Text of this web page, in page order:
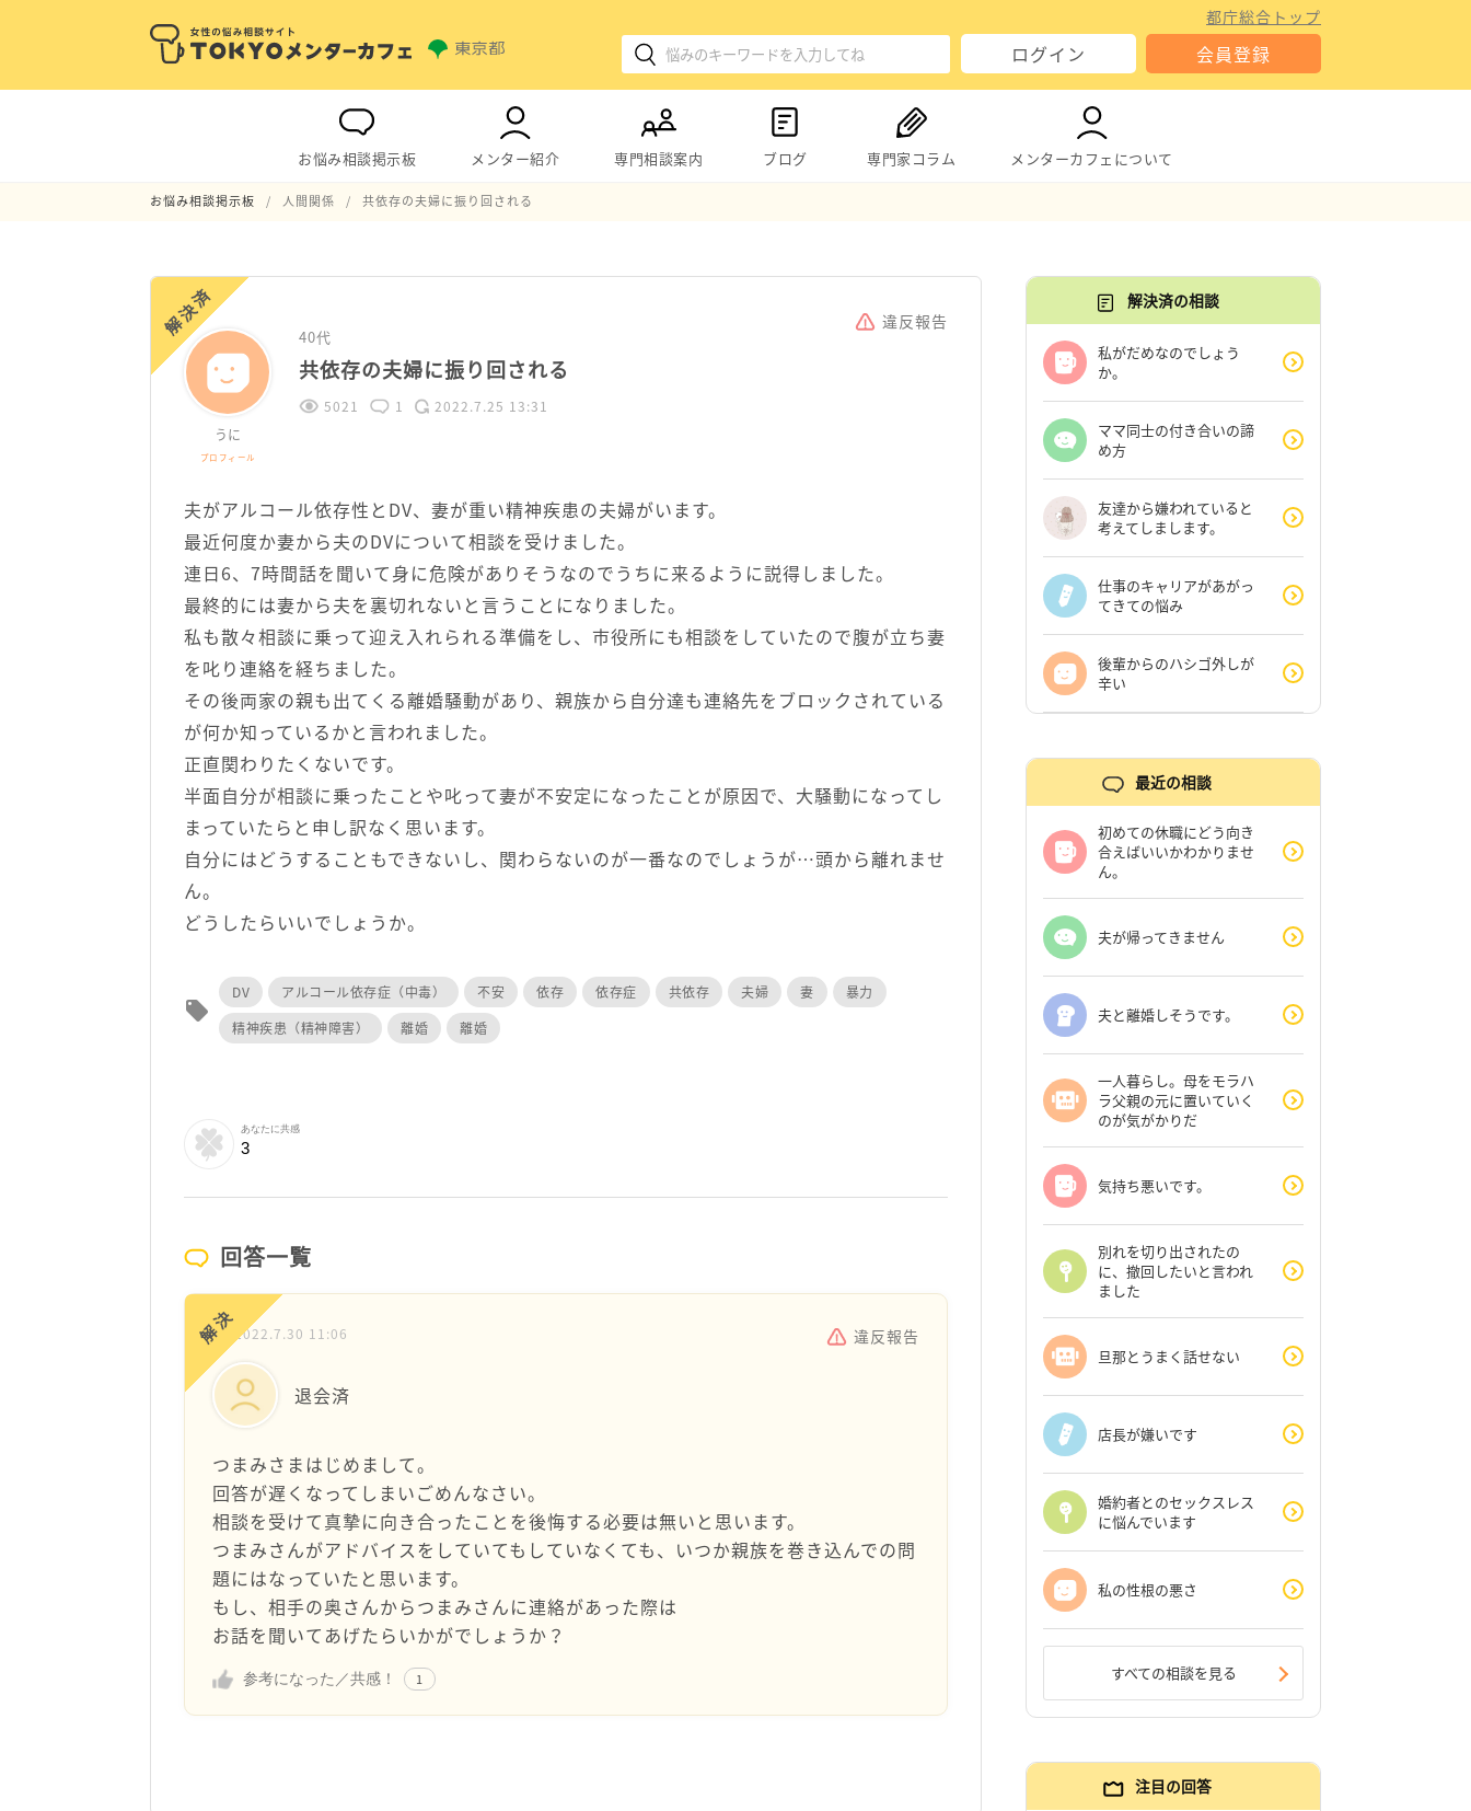
都庁総合トップ
ログイン 会員登録
お悩み相談掲示板 メンター紹介 専門相談案内 ブログ 専門家コラム メンターカフェについて
お悩み相談掲示板 人間関係 共依存の夫婦に振り回される
解決済 違反報告
うに
プロフィール
40代
共依存の夫婦に振り回される
5021 1 2022.7.25 13:31
夫がアルコール依存性とDV、妻が重い精神疾患の夫婦がいます。
最近何度か妻から夫のDVについて相談を受けました。
連日6、7時間話を聞いて身に危険がありそうなのでうちに来るように説得しました。
最終的には妻から夫を裏切れないと言うことになりました。
私も散々相談に乗って迎え入れられる準備をし、市役所にも相談をしていたので腹が立ち妻
を叱り連絡を経ちました。
その後両家の親も出てくる離婚騒動があり、親族から自分達も連絡先をブロックされている
が何か知っているかと言われました。
正直関わりたくないです。
半面自分が相談に乗ったことや叱って妻が不安定になったことが原因で、大騒動になってし
まっていたらと申し訳なく思います。
自分にはどうすることもできないし、関わらないのが一番なのでしょうが…頭から離れませ
ん。
どうしたらいいでしょうか。
local_offer
DV アルコール依存症（中毒） 不安 依存 依存症 共依存 夫婦 妻
暴力
精神疾患（精神障害）
離婚 離婚
あなたに共感
3
回答一覧
解決2022.7.30 11:06 違反報告
退会済
つまみさまはじめまして。
回答が遅くなってしまいごめんなさい。
相談を受けて真摯に向き合ったことを後悔する必要は無いと思います。
つまみさんがアドバイスをしていてもしていなくても、いつか親族を巻き込んでの問
題にはなっていたと思います。
もし、相手の奥さんからつまみさんに連絡があった際は
お話を聞いてあげたらいかがでしょうか？
参考になった／共感！ 1
解決済の相談
私がだめなのでしょう
か。
ママ同士の付き合いの諦
め方
友達から嫌われていると
考えてしまします。
仕事のキャリアがあがっ
てきての悩み
後輩からのハシゴ外しが
辛い
最近の相談
初めての休職にどう向き
合えばいいかわかりませ
ん。
夫が帰ってきません
夫と離婚しそうです。
一人暮らし。母をモラハ
ラ父親の元に置いていく
のが気がかりだ
気持ち悪いです。
別れを切り出されたの
に、撤回したいと言われ
ました
旦那とうまく話せない
店長が嫌いです
婚約者とのセックスレス
に悩んでいます
私の性根の悪さ
すべての相談を見る
注目の回答